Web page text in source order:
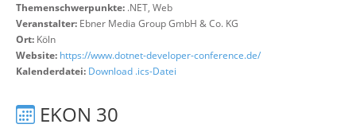
Themenschwerpunkte: .NET, Web
Veranstalter: Ebner Media Group GmbH & Co. KG
Ort: Köln
Website: https://www.dotnet-developer-conference.de/
Kalenderdatei: Download .ics-Datei
EKON 30